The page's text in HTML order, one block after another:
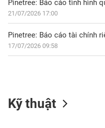
Pinetree: Báo cáo tình hình
21/07/2026 17:00
Pinetree: Báo cáo tài chính
17/07/2026 09:58
Kỹ thuật
DOANH
NGHIỆP
CỔ
SINH